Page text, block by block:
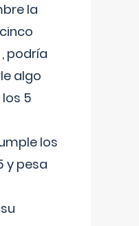
la
podría
algo
5
los
y pesa